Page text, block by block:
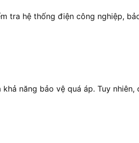
tra hệ thống điện công nghiệp,
năng bảo vệ quá áp. Tuy